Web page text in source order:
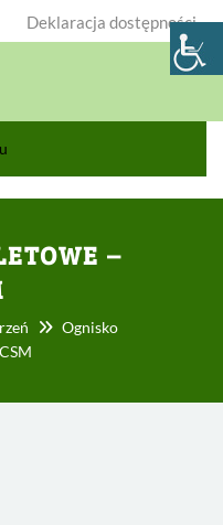
Deklaracja dostępności
–
Ognisko